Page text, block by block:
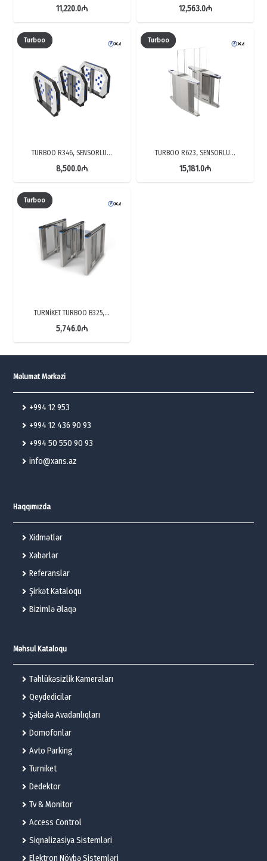
11,220.0₼ 12,563.0₼
Turboo
TURBOO R346, SENSORLU…
8,500.0₼
Turboo
TURBOO R623, SENSORLU…
15,181.0₼
Turboo
TURNİKET TURBOO B325,…
5,746.0₼
Məlumat Mərkəzi
+994 12 953
+994 12 436 90 93
+994 50 550 90 93
info@xans.az
Haqqımızda
Xidmətlər
Xəbərlər
Referanslar
Şirkət Kataloqu
Bizimlə Əlaqə
Məhsul Kataloqu
Təhlükəsizlik Kameraları
Qeydedicilər
Şəbəkə Avadanlıqları
Domofonlar
Avto Parking
Turniket
Dedektor
Tv & Monitor
Access Control
Siqnalizasiya Sistemləri
Elektron Növbə Sistemləri